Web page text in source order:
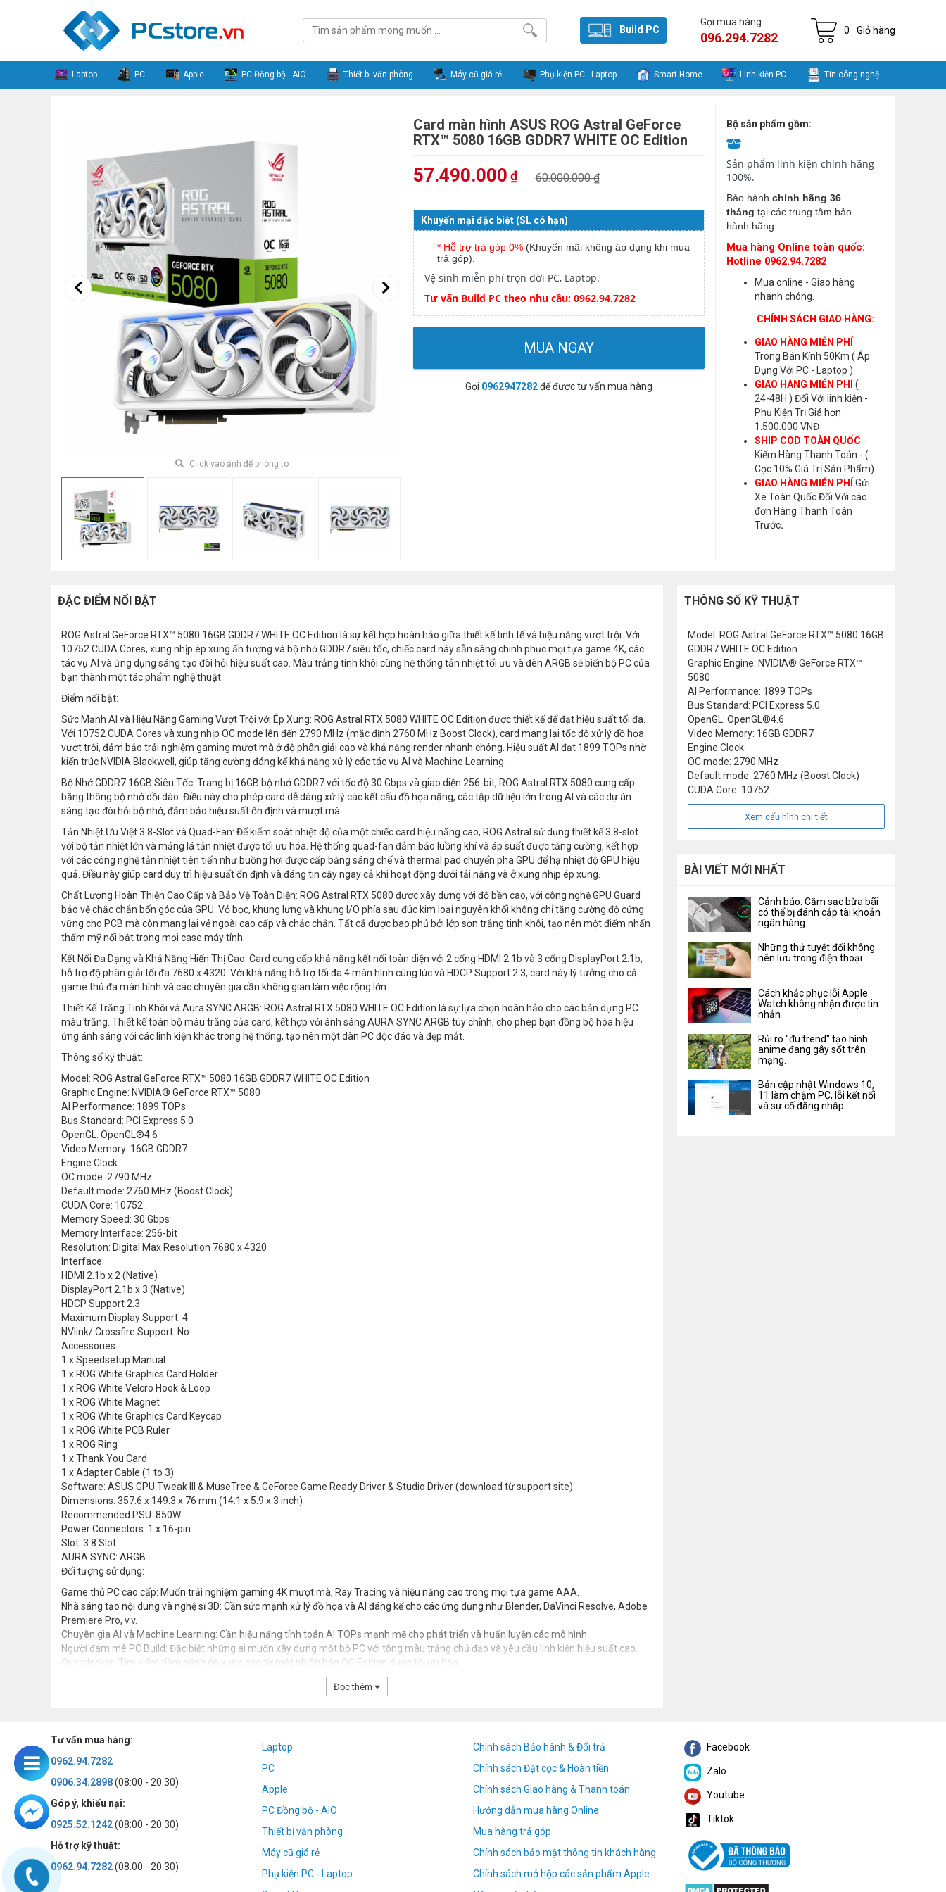
Build PC
Gọi mua hàng
096.294.7282 0 Giỏ hàng
Laptop PC Apple PC Đồng bộ - AIO Thiết bị văn phòng Máy cũ giá rẻ Phụ kiện PC - Laptop Smart Home Linh kiện PC Tin công nghệ
Click vào ảnh để phóng to
Card màn hình ASUS ROG Astral GeForce
RTX™ 5080 16GB GDDR7 WHITE OC Edition
57.490.000 ₫ 60.000.000 ₫
Khuyến mại đặc biệt (SL có hạn)
* Hỗ trợ trả góp 0% (Khuyến mãi không áp dụng khi mua
trả góp).
Vệ sinh miễn phí trọn đời PC, Laptop.
Tư vấn Build PC theo nhu cầu: 0962.94.7282
MUA NGAY
Gọi 0962947282để được tư vấn mua hàng
Bộ sản phẩm gồm:
Sản phẩm linh kiện chính hãng
100%.
Bảo hành chính hãng 36
tháng tại các trung tâm bảo
hành hãng.
Mua hàng Online toàn quốc:
Hotline 0962.94.7282
Mua online - Giao hàng
nhanh chóng.
CHÍNH SÁCH GIAO HÀNG:
GIAO HÀNG MIỄN PHÍ
Trong Bán Kính 50Km ( Áp
Dụng Với PC - Laptop )
GIAO HÀNG MIỄN PHÍ
(
24-48H ) Đối Với linh kiện -
Phụ Kiện Trị Giá hơn
1.500.000 VNĐ
SHIP COD TOÀN QUỐC -
Kiểm Hàng Thanh Toán - (
Cọc 10% Giá Trị Sản Phẩm)
GIAO HÀNG MIỄN PHÍ
Gửi
Xe Toàn Quốc Đối Với các
đơn Hàng Thanh Toán
Trước.
ĐẶC ĐIỂM NỔI BẬT
ROG Astral GeForce RTX™ 5080 16GB GDDR7 WHITE OC Edition là sự kết hợp hoàn hảo giữa thiết kế tinh tế và hiệu năng vượt trội. Với
10752 CUDA Cores, xung nhịp ép xung ấn tượng và bộ nhớ GDDR7 siêu tốc, chiếc card này sẵn sàng chinh phục mọi tựa game 4K, các
tác vụ AI và ứng dụng sáng tạo đòi hỏi hiệu suất cao. Màu trắng tinh khôi cùng hệ thống tản nhiệt tối ưu và đèn ARGB sẽ biến bộ PC của
bạn thành một tác phẩm nghệ thuật.
Điểm nổi bật:
Sức Mạnh AI và Hiệu Năng Gaming Vượt Trội với Ép Xung: ROG Astral RTX 5080 WHITE OC Edition được thiết kế để đạt hiệu suất tối đa.
Với 10752 CUDA Cores và xung nhịp OC mode lên đến 2790 MHz (mặc định 2760 MHz Boost Clock), card mang lại tốc độ xử lý đồ họa
vượt trội, đảm bảo trải nghiệm gaming mượt mà ở độ phân giải cao và khả năng render nhanh chóng. Hiệu suất AI đạt 1899 TOPs nhờ
kiến trúc NVIDIA Blackwell, giúp tăng cường đáng kể khả năng xử lý các tác vụ AI và Machine Learning.
Bộ Nhớ GDDR7 16GB Siêu Tốc: Trang bị 16GB bộ nhớ GDDR7 với tốc độ 30 Gbps và giao diện 256-bit, ROG Astral RTX 5080 cung cấp
băng thông bộ nhớ dồi dào. Điều này cho phép card dễ dàng xử lý các kết cấu đồ họa nặng, các tập dữ liệu lớn trong AI và các dự án
sáng tạo đòi hỏi bộ nhớ, đảm bảo hiệu suất ổn định và mượt mà.
Tản Nhiệt Ưu Việt 3.8-Slot và Quad-Fan: Để kiểm soát nhiệt độ của một chiếc card hiệu năng cao, ROG Astral sử dụng thiết kế 3.8-slot
với bộ tản nhiệt lớn và mảng lá tản nhiệt được tối ưu hóa. Hệ thống quad-fan đảm bảo luồng khí và áp suất được tăng cường, kết hợp
với các công nghệ tản nhiệt tiên tiến như buồng hơi được cấp bằng sáng chế và thermal pad chuyển pha GPU để hạ nhiệt độ GPU hiệu
quả. Điều này giúp card duy trì hiệu suất ổn định và đáng tin cậy ngay cả khi hoạt động dưới tải nặng và ở xung nhịp ép xung.
Chất Lượng Hoàn Thiện Cao Cấp và Bảo Vệ Toàn Diện: ROG Astral RTX 5080 được xây dựng với độ bền cao, với công nghệ GPU Guard
bảo vệ chắc chắn bốn góc của GPU. Vỏ bọc, khung lưng và khung I/O phía sau đúc kim loại nguyên khối không chỉ tăng cường độ cứng
vững cho PCB mà còn mang lại vẻ ngoài cao cấp và chắc chắn. Tất cả được bao phủ bởi lớp sơn trắng tinh khôi, tạo nên một điểm nhấn
thẩm mỹ nổi bật trong mọi case máy tính.
Kết Nối Đa Dạng và Khả Năng Hiển Thị Cao: Card cung cấp khả năng kết nối toàn diện với 2 cổng HDMI 2.1b và 3 cổng DisplayPort 2.1b,
hỗ trợ độ phân giải tối đa 7680 x 4320. Với khả năng hỗ trợ tối đa 4 màn hình cùng lúc và HDCP Support 2.3, card này lý tưởng cho cả
game thủ đa màn hình và các chuyên gia cần không gian làm việc rộng lớn.
Thiết Kế Trắng Tinh Khôi và Aura SYNC ARGB: ROG Astral RTX 5080 WHITE OC Edition là sự lựa chọn hoàn hảo cho các bản dựng PC
màu trắng. Thiết kế toàn bộ màu trắng của card, kết hợp với ánh sáng AURA SYNC ARGB tùy chỉnh, cho phép bạn đồng bộ hóa hiệu
ứng ánh sáng với các linh kiện khác trong hệ thống, tạo nên một dàn PC độc đáo và đẹp mắt.
Thông số kỹ thuật:
Model: ROG Astral GeForce RTX™ 5080 16GB GDDR7 WHITE OC Edition
Graphic Engine: NVIDIA® GeForce RTX™ 5080
AI Performance: 1899 TOPs
Bus Standard: PCI Express 5.0
OpenGL: OpenGL®4.6
Video Memory: 16GB GDDR7
Engine Clock:
OC mode: 2790 MHz
Default mode: 2760 MHz (Boost Clock)
CUDA Core: 10752
Memory Speed: 30 Gbps
Memory Interface: 256-bit
Resolution: Digital Max Resolution 7680 x 4320
Interface:
HDMI 2.1b x 2 (Native)
DisplayPort 2.1b x 3 (Native)
HDCP Support 2.3
Maximum Display Support: 4
NVlink/ Crossfire Support: No
Accessories:
1 x Speedsetup Manual
1 x ROG White Graphics Card Holder
1 x ROG White Velcro Hook & Loop
1 x ROG White Magnet
1 x ROG White Graphics Card Keycap
1 x ROG White PCB Ruler
1 x ROG Ring
1 x Thank You Card
1 x Adapter Cable (1 to 3)
Software: ASUS GPU Tweak III & MuseTree & GeForce Game Ready Driver & Studio Driver (download từ support site)
Dimensions: 357.6 x 149.3 x 76 mm (14.1 x 5.9 x 3 inch)
Recommended PSU: 850W
Power Connectors: 1 x 16-pin
Slot: 3.8 Slot
AURA SYNC: ARGB
Đối tượng sử dụng:
Game thủ PC cao cấp: Muốn trải nghiệm gaming 4K mượt mà, Ray Tracing và hiệu năng cao trong mọi tựa game AAA.
Nhà sáng tạo nội dung và nghệ sĩ 3D: Cần sức mạnh xử lý đồ họa và AI đáng kể cho các ứng dụng như Blender, DaVinci Resolve, Adobe
Premiere Pro, v.v.
Chuyên gia AI và Machine Learning: Cần hiệu năng tính toán AI TOPs mạnh mẽ cho phát triển và huấn luyện các mô hình.
Người đam mê PC Build: Đặc biệt những ai muốn xây dựng một bộ PC với tông màu trắng chủ đạo và yêu cầu linh kiện hiệu suất cao.
Overclocker: Tìm kiếm tiềm năng ép xung cao từ một phiên bản OC Edition được tối ưu hóa.
Đọc thêm
THÔNG SỐ KỸ THUẬT
Model: ROG Astral GeForce RTX™ 5080 16GB
GDDR7 WHITE OC Edition
Graphic Engine: NVIDIA® GeForce RTX™
5080
AI Performance: 1899 TOPs
Bus Standard: PCI Express 5.0
OpenGL: OpenGL®4.6
Video Memory: 16GB GDDR7
Engine Clock:
OC mode: 2790 MHz
Default mode: 2760 MHz (Boost Clock)
CUDA Core: 10752
Xem cấu hình chi tiết
BÀI VIẾT MỚI NHẤT
Cảnh báo: Cắm sạc bừa bãi
có thể bị đánh cắp tài khoản
ngân hàng
Những thứ tuyệt đối không
nên lưu trong điện thoại
Cách khắc phục lỗi Apple
Watch không nhận được tin
nhắn
Rủi ro "đu trend" tạo hình
anime đang gây sốt trên
mạng.
Bản cập nhật Windows 10,
11 làm chậm PC, lỗi kết nối
và sự cố đăng nhập
Tư vấn mua hàng:
0962.94.7282
0906.34.2898(08:00 - 20:30)
Góp ý, khiếu nại:
0925.52.1242(08:00 - 20:30)
Hỗ trợ kỹ thuật:
0962.94.7282(08:00 - 20:30)
Laptop
PC
Apple
PC Đồng bộ - AIO
Thiết bị văn phòng
Máy cũ giá rẻ
Phụ kiện PC - Laptop
Chính sách Bảo hành & Đổi trả
Chính sách Đặt cọc & Hoàn tiền
Chính sách Giao hàng & Thanh toán
Hướng dẫn mua hàng Online
Mua hàng trả góp
Chính sách bảo mật thông tin khách hàng
Chính sách mở hộp các sản phẩm Apple
Facebook
Zalo
Youtube
Tiktok